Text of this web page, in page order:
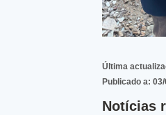
Última
Publicado a:
Notícias